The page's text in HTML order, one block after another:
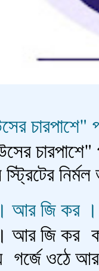
আর জি কর
আর জি কর
গর্জে